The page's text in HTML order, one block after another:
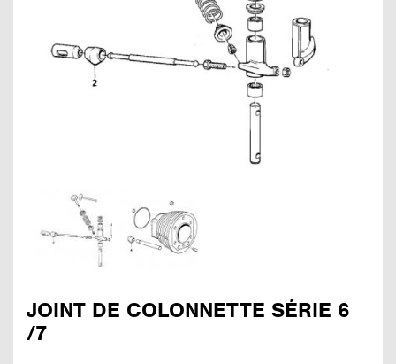
JOINT DE COLONNETTE SÉRIE 6
/7